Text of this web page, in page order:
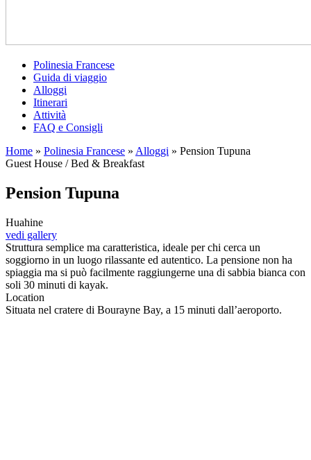
Polinesia Francese
Guida di viaggio
Alloggi
Itinerari
Attività
FAQ e Consigli
Home » Polinesia Francese » Alloggi » Pension Tupuna
Guest House / Bed & Breakfast
Pension Tupuna
Huahine
vedi gallery
Struttura semplice ma caratteristica, ideale per chi cerca un
soggiorno in un luogo rilassante ed autentico. La pensione non ha
spiaggia ma si può facilmente raggiungerne una di sabbia bianca con
soli 30 minuti di kayak.
Location
Situata nel cratere di Bourayne Bay, a 15 minuti dall’aeroporto.